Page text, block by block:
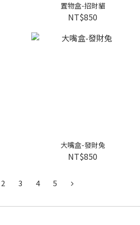
置物盒-招財貓
NT$850
大嘴盒-發財兔
NT$850
2 3 4 5